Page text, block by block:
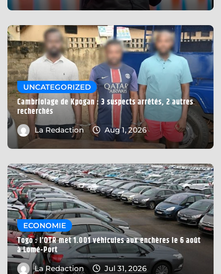
UNCATEGORIZED
Cambriolage de Kpogan : 3 suspects arrêtés, 2 autres
recherchés
La Redaction Aug 1, 2026
ECONOMIE
Togo : l’OTR met 1.001 véhicules aux enchères le 6 août
à Lomé-Port
La Redaction Jul 31, 2026